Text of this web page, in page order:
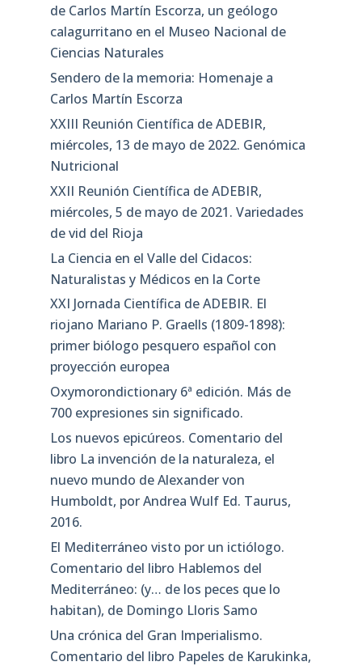
de Carlos Martín Escorza, un geólogo
calagurritano en el Museo Nacional de
Ciencias Naturales
Sendero de la memoria: Homenaje a
Carlos Martín Escorza
XXIII Reunión Científica de ADEBIR,
miércoles, 13 de mayo de 2022. Genómica
Nutricional
XXII Reunión Científica de ADEBIR,
miércoles, 5 de mayo de 2021. Variedades
de vid del Rioja
La Ciencia en el Valle del Cidacos:
Naturalistas y Médicos en la Corte
XXI Jornada Científica de ADEBIR. El
riojano Mariano P. Graells (1809-1898):
primer biólogo pesquero español con
proyección europea
Oxymorondictionary 6ª edición. Más de
700 expresiones sin significado.
Los nuevos epicúreos. Comentario del
libro La invención de la naturaleza, el
nuevo mundo de Alexander von
Humboldt, por Andrea Wulf Ed. Taurus,
2016.
El Mediterráneo visto por un ictiólogo.
Comentario del libro Hablemos del
Mediterráneo: (y… de los peces que lo
habitan), de Domingo Lloris Samo
Una crónica del Gran Imperialismo.
Comentario del libro Papeles de Karukinka,